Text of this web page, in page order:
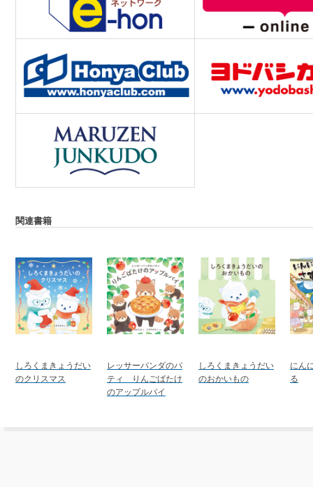
関連書籍
しろくまきょうだい
のクリスマス
レッサーパンダのパ
ティ りんごばたけ
のアップルパイ
しろくまきょうだい
のおかいもの
にん
る